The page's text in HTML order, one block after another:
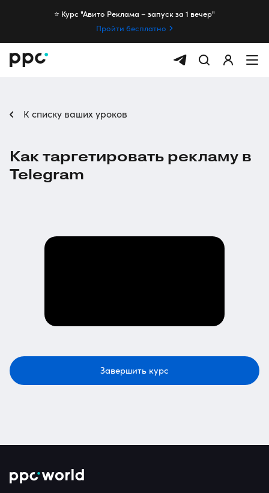
⭐️ Курс "Авито Реклама – запуск за 1 вечер"
Пройти бесплатно
К списку ваших уроков
Как таргетировать рекламу в
Telegram
Завершить курс